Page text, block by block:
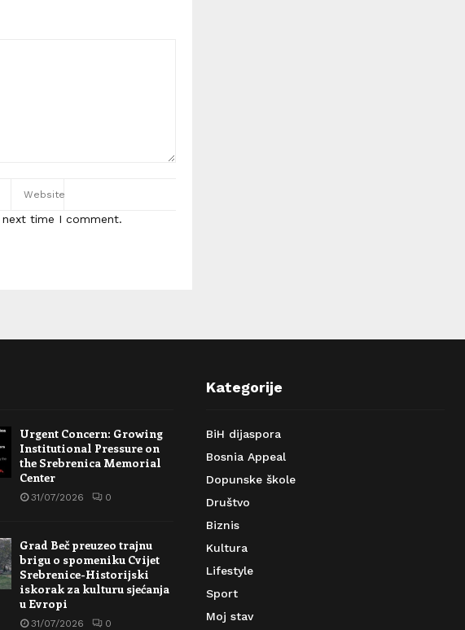
time I comment.
Urgent Concern: Growing
Institutional Pressure on
the Srebrenica Memorial
Center
31/07/2026 0
Grad Beč preuzeo trajnu
brigu o spomeniku Cvijet
Srebrenice-Historijski
iskorak za kulturu sjećanja
u Evropi
31/07/2026 0
Kategorije
BiH dijaspora
Bosnia Appeal
Dopunske škole
Društvo
Biznis
Kultura
Lifestyle
Sport
Moj stav